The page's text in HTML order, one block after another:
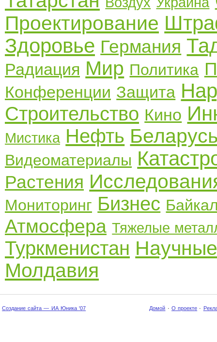
Проектирование
Здоровье Германия
Радиация Мир Политика
Конференции Защита
Строительство Кино
Мистика Нефть
Видеоматериалы
Растения
Мониторинг Бизнес
Атмосфера Тяжелые
Туркменистан
Молдавия
Создание сайта — ИА Юника '07 Домой · О проекте ·